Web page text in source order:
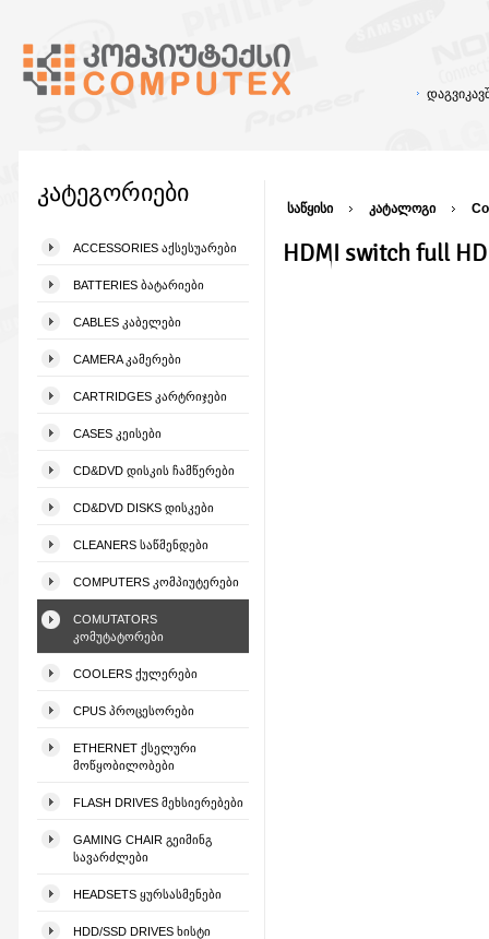
კატეგორიები
ACCESSORIES ᲐᲥᲡᲔᲡᲣᲐᲠᲔᲑᲘ
BATTERIES ᲑᲐᲢᲐᲠᲘᲔᲑᲘ
CABLES ᲙᲐᲑᲔᲚᲔᲑᲘ
CAMERA ᲙᲐᲛᲔᲠᲔᲑᲘ
CARTRIDGES ᲙᲐᲠᲢᲠᲘᲯᲔᲑᲘ
CASES ᲙᲔᲘᲡᲔᲑᲘ
CD&DVD ᲓᲘᲡᲙᲘᲡ ᲩᲐᲛᲬᲔᲠᲔᲑᲘ
CD&DVD DISKS ᲓᲘᲡᲙᲔᲑᲘ
CLEANERS ᲡᲐᲬᲛᲔᲜᲓᲔᲑᲘ
COMPUTERS ᲙᲝᲛᲞᲘᲣᲢᲔᲠᲔᲑᲘ
COMUTATORS
ᲙᲝᲛᲣᲢᲐᲢᲝᲠᲔᲑᲘ
COOLERS ᲥᲣᲚᲔᲠᲔᲑᲘ
CPUS ᲞᲠᲝᲪᲔᲡᲝᲠᲔᲑᲘ
ETHERNET ᲥᲡᲔᲚᲣᲠᲘ
ᲛᲝᲬᲧᲝᲑᲘᲚᲝᲑᲔᲑᲘ
FLASH DRIVES ᲛᲔᲮᲡᲘᲔᲠᲔᲑᲔᲑᲘ
GAMING CHAIR ᲒᲔᲘᲛᲘᲜᲒ
ᲡᲐᲕᲐᲠᲫᲚᲔᲑᲘ
HEADSETS ᲧᲣᲠᲡᲐᲡᲛᲔᲜᲔᲑᲘ
HDD/SSD DRIVES ᲮᲘᲡᲢᲘ
საწყისი კატალოგი
HDMI switch full